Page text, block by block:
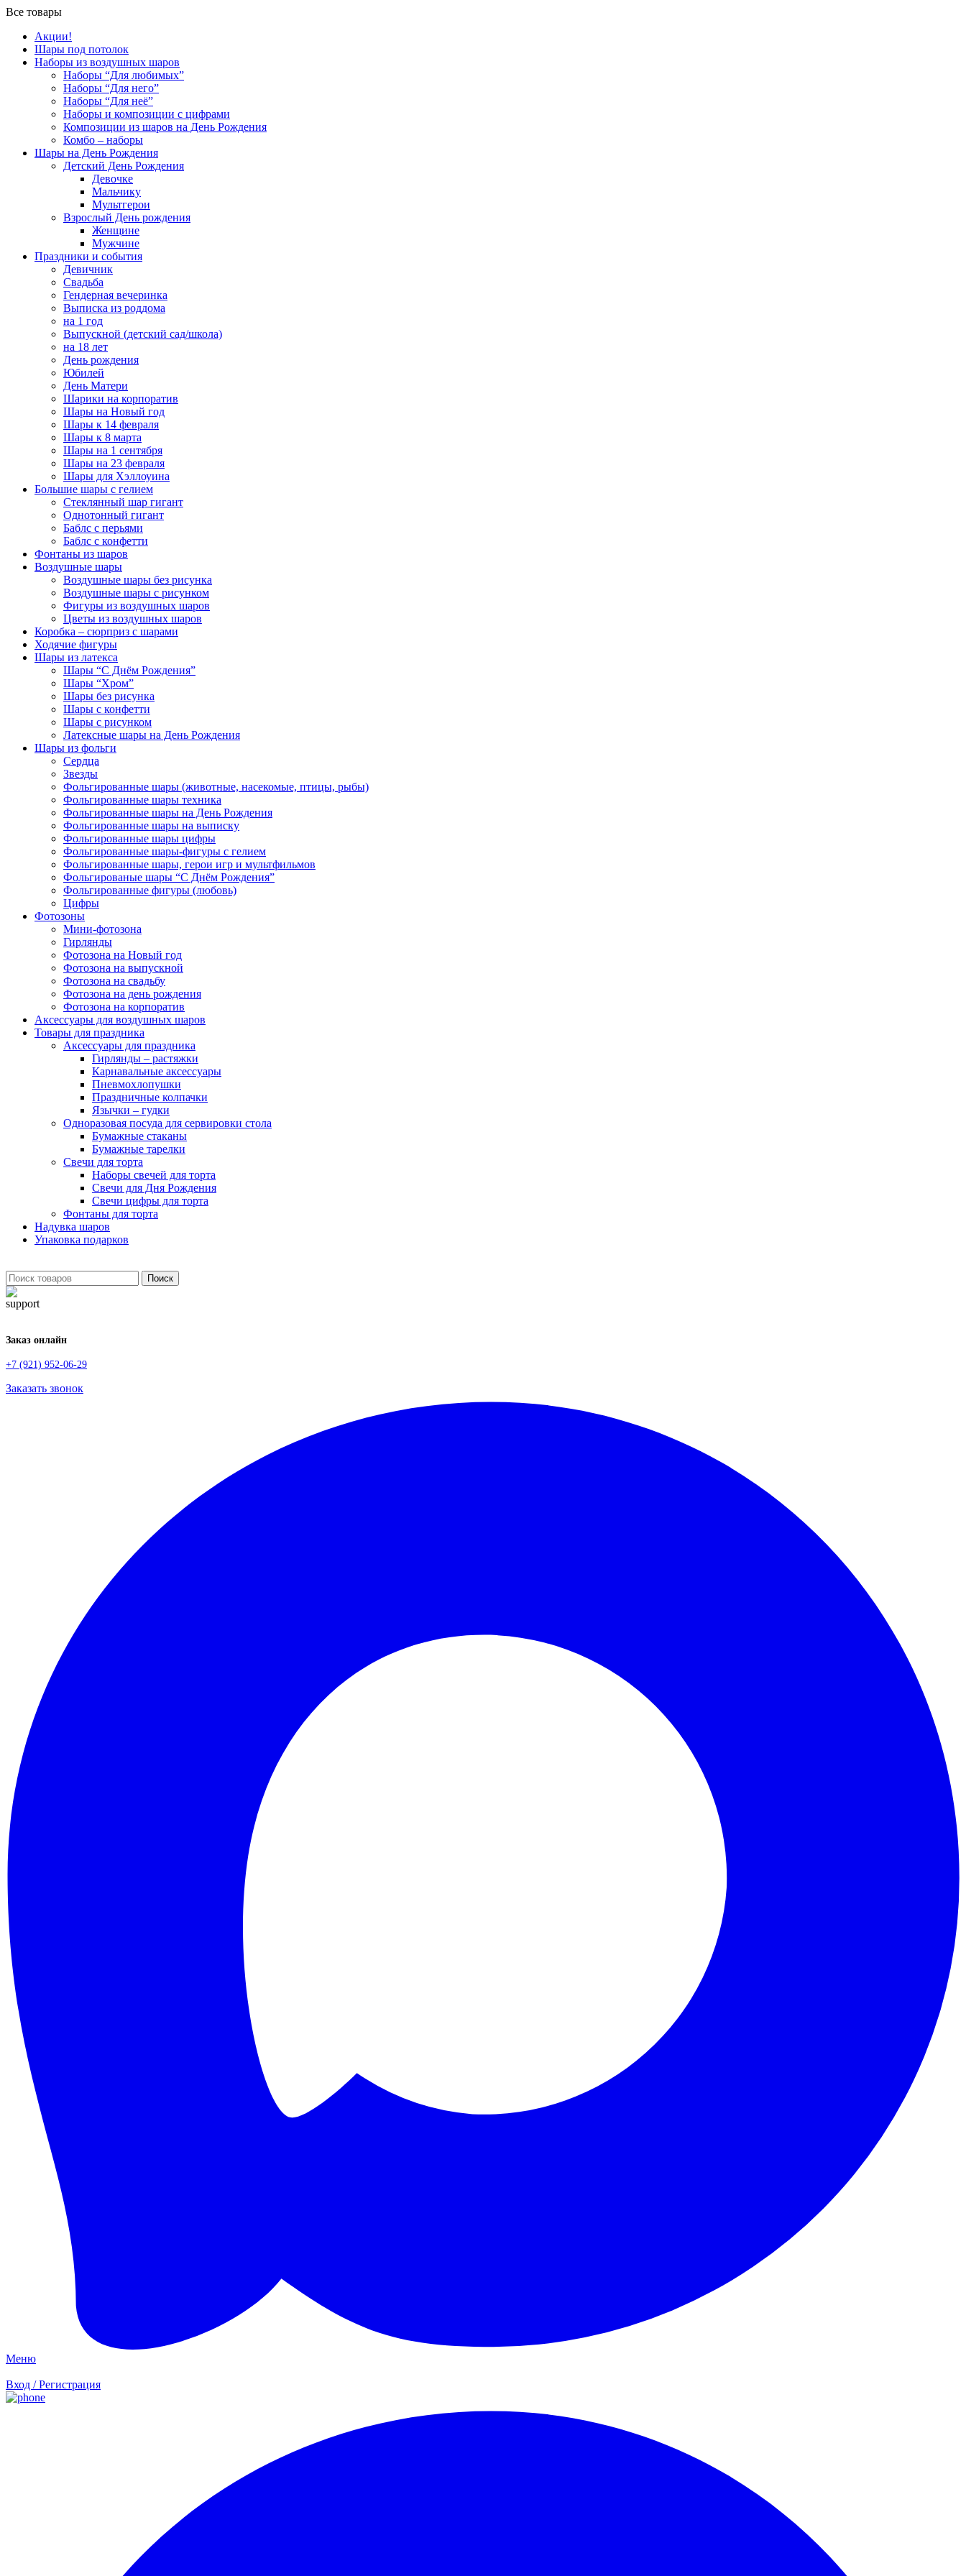
Все товары
Акции!
Шары под потолок
Наборы из воздушных шаров
Наборы “Для любимых”
Наборы “Для него”
Наборы “Для неё”
Наборы и композиции с цифрами
Композиции из шаров на День Рождения
Комбо – наборы
Шары на День Рождения
Детский День Рождения
Девочке
Мальчику
Мультгерои
Взрослый День рождения
Женщине
Мужчине
Праздники и события
Девичник
Свадьба
Гендерная вечеринка
Выписка из роддома
на 1 год
Выпускной (детский сад/школа)
на 18 лет
День рождения
Юбилей
День Матери
Шарики на корпоратив
Шары на Новый год
Шары к 14 февраля
Шары к 8 марта
Шары на 1 сентября
Шары на 23 февраля
Шары для Хэллоуина
Большие шары с гелием
Стеклянный шар гигант
Однотонный гигант
Баблс с перьями
Баблс с конфетти
Фонтаны из шаров
Воздушные шары
Воздушные шары без рисунка
Воздушные шары с рисунком
Фигуры из воздушных шаров
Цветы из воздушных шаров
Коробка – сюрприз с шарами
Ходячие фигуры
Шары из латекса
Шары “С Днём Рождения”
Шары “Хром”
Шары без рисунка
Шары с конфетти
Шары с рисунком
Латексные шары на День Рождения
Шары из фольги
Сердца
Звезды
Фольгированные шары (животные, насекомые, птицы, рыбы)
Фольгированные шары техника
Фольгированные шары на День Рождения
Фольгированные шары на выписку
Фольгированные шары цифры
Фольгированные шары-фигуры с гелием
Фольгированные шары, герои игр и мультфильмов
Фольгированые шары “С Днём Рождения”
Фольгированные фигуры (любовь)
Цифры
Фотозоны
Мини-фотозона
Гирлянды
Фотозона на Новый год
Фотозона на выпускной
Фотозона на свадьбу
Фотозона на день рождения
Фотозона на корпоратив
Аксессуары для воздушных шаров
Товары для праздника
Аксессуары для праздника
Гирлянды – растяжки
Карнавальные аксессуары
Пневмохлопушки
Праздничные колпачки
Язычки – гудки
Одноразовая посуда для сервировки стола
Бумажные стаканы
Бумажные тарелки
Свечи для торта
Наборы свечей для торта
Свечи для Дня Рождения
Свечи цифры для торта
Фонтаны для торта
Надувка шаров
Упаковка подарков
Поиск
Заказ онлайн
+7 (921) 952-06-29
Заказать звонок
Меню
Вход / Регистрация